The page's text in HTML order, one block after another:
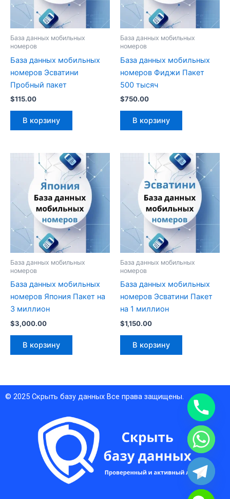
База данных мобильных
номеров
База данных мобильных
номеров Эсватини
Пробный пакет
$115.00
В корзину
База данных мобильных
номеров
База данных мобильных
номеров Фиджи Пакет
500 тысяч
$750.00
В корзину
База данных мобильных
номеров
База данных мобильных
номеров Япония Пакет на
3 миллион
$3,000.00
В корзину
База данных мобильных
номеров
База данных мобильных
номеров Эсватини Пакет
на 1 миллион
$1,150.00
В корзину
© 2025 Скрыть базу данных Все права защищены.